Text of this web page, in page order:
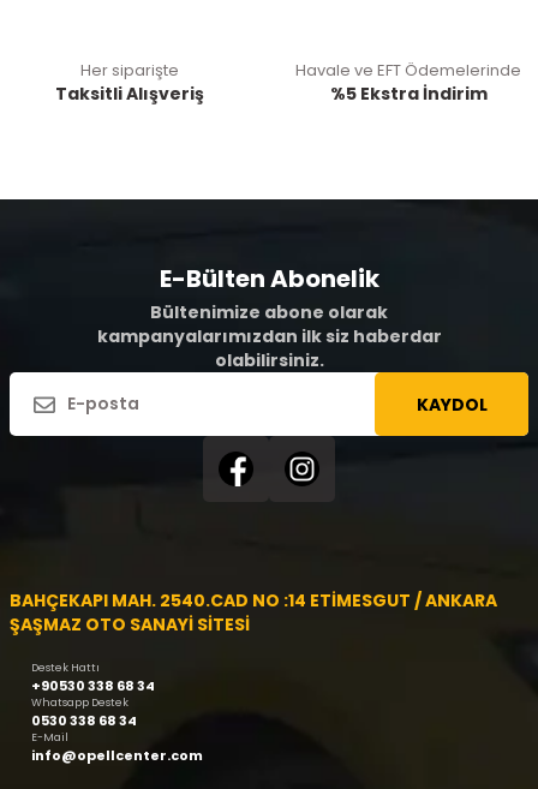
Her siparişte
Taksitli Alışveriş
Havale ve EFT Ödemelerinde
%5 Ekstra İndirim
E-Bülten Abonelik
Bültenimize abone olarak
kampanyalarımızdan ilk siz haberdar
olabilirsiniz.
KAYDOL
BAHÇEKAPI MAH. 2540.CAD NO :14 ETİMESGUT / ANKARA
ŞAŞMAZ OTO SANAYİ SİTESİ
Destek Hattı
+90530 338 68 34
Whatsapp Destek
0530 338 68 34
E-Mail
info@opellcenter.com